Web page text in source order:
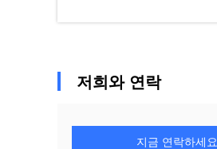
저희와 연락
지금 연락하세요